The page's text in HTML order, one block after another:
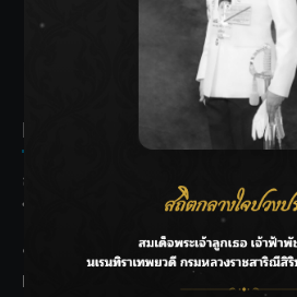
SIAMRATH
THE BEST
Recent Posts
ลุยไม่หยุด!! กรมชลฯ เร่งเคลียร์ผักตบช
ทั่วไทย
“BILLKIN” สร้างความภาคภูมิใจ คว้าร
Malaysia พร้อมโชว์สุดประทับใจ